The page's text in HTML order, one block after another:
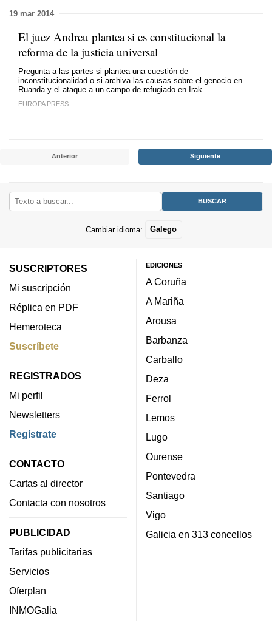
19 mar 2014
El juez Andreu plantea si es constitucional la
reforma de la justicia universal
Pregunta a las partes si plantea una cuestión de
inconstitucionalidad o si archiva las causas sobre el genocio en
Ruanda y el ataque a un campo de refugiado en Irak
EUROPA PRESS
Anterior Siguiente
Cambiar idioma: Galego
SUSCRIPTORES
Mi suscripción
Réplica en PDF
Hemeroteca
Suscríbete
REGISTRADOS
Mi perfil
Newsletters
Regístrate
CONTACTO
Cartas al director
Contacta con nosotros
PUBLICIDAD
Tarifas publicitarias
Servicios
Oferplan
INMOGalia
EDICIONES
A Coruña
A Mariña
Arousa
Barbanza
Carballo
Deza
Ferrol
Lemos
Lugo
Ourense
Pontevedra
Santiago
Vigo
Galicia en 313 concellos